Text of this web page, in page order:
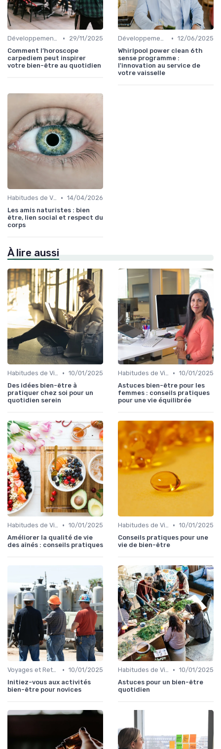
Développement Durable et Bien-être •
29/11/2025
Comment l’horoscope
carpediem peut inspirer
votre bien-être au quotidien
Développement Durable et Bien-être • 12/06/2025
Whirlpool power clean 6th
sense programme :
l'innovation au service de
votre vaisselle
Habitudes de Vie Saines • 14/04/2026
Les amis naturistes : bien
être, lien social et respect du
corps
À lire aussi
Habitudes de Vie Saines • 10/01/2025
Des idées bien-être à
pratiquer chez soi pour un
quotidien serein
Habitudes de Vie Saines • 10/01/2025
Astuces bien-être pour les
femmes : conseils pratiques
pour une vie équilibrée
Habitudes de Vie Saines • 10/01/2025
Améliorer la qualité de vie
des aînés : conseils pratiques
Habitudes de Vie Saines • 10/01/2025
Conseils pratiques pour une
vie de bien-être
Voyages et Retraites de Bien-être • 10/01/2025
Initiez-vous aux activités
bien-être pour novices
Habitudes de Vie Saines • 10/01/2025
Astuces pour un bien-être
quotidien